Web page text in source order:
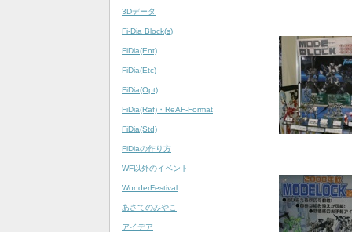
3Dデータ
Fi-Dia Block(s)
FiDia(Ent)
FiDia(Etc)
FiDia(Opt)
FiDia(Raf)・ReAF-Format
FiDia(Std)
FiDiaの作り方
WF以外のイベント
WonderFestival
あさてのみやこ
アイデア